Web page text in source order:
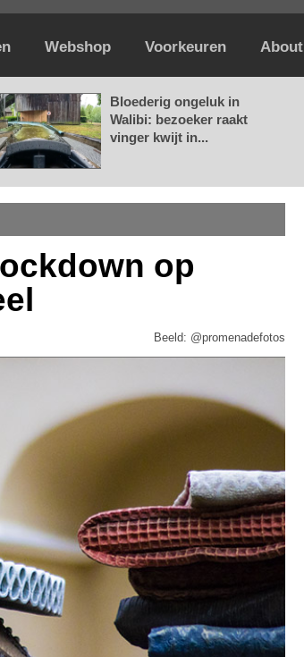
Webshop Voorkeuren About
Bloederig ongeluk in
Walibi: bezoeker raakt
vinger kwijt in...
op
Beeld: @promenadefotos